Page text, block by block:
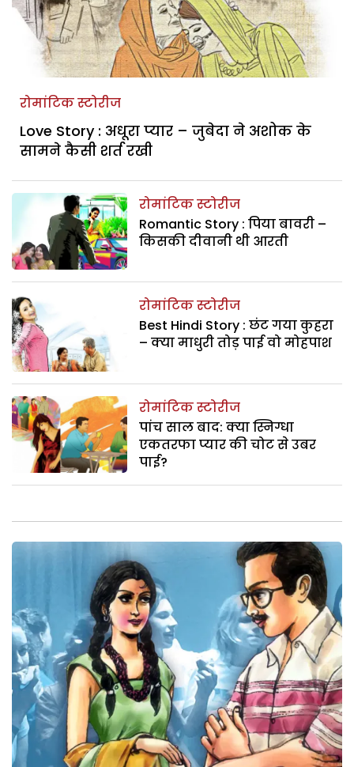
रोमांटिक स्टोरीज
Love Story : अधूरा प्यार – जुबेदा ने अशोक के
सामने कैसी शर्त रखी
रोमांटिक स्टोरीज
Romantic Story : पिया बावरी –
किसकी दीवानी थी आरती
रोमांटिक स्टोरीज
Best Hindi Story : छंट गया कुहरा
– क्या माधुरी तोड़ पाई वो मोहपाश
रोमांटिक स्टोरीज
पांच साल बाद: क्या स्निग्धा
एकतरफा प्यार की चोट से उबर
पाई?